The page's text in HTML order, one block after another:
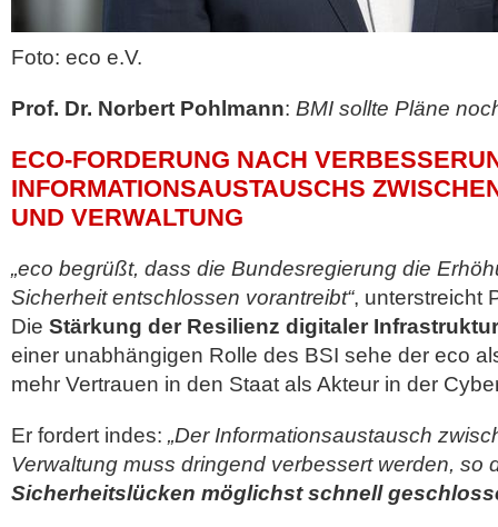
Foto: eco e.V.
Prof. Dr. Norbert Pohlmann: BMI sollte Pläne
ECO-FORDERUNG NACH
INFORMATIONSAUSTAUSCHS
UND VERWALTUNG
„eco begrüßt, dass die Bundesregierung die
Sicherheit entschlossen vorantreibt“, unterstreicht
Die Stärkung der Resilienz digitaler
einer unabhängigen Rolle des BSI sehe der eco
mehr Vertrauen in den Staat als Akteur in der
Er fordert indes: „Der Informationsaustausch
Verwaltung muss dringend verbessert werden, so
Sicherheitslücken möglichst schnell